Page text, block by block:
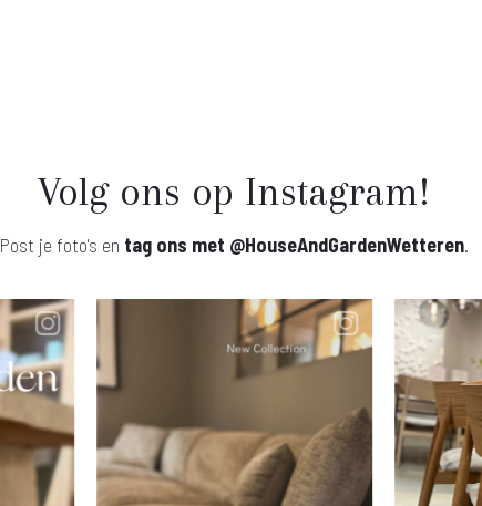
Volg ons op Instagram!
Post je foto's en tag ons met @HouseAndGardenWetteren.